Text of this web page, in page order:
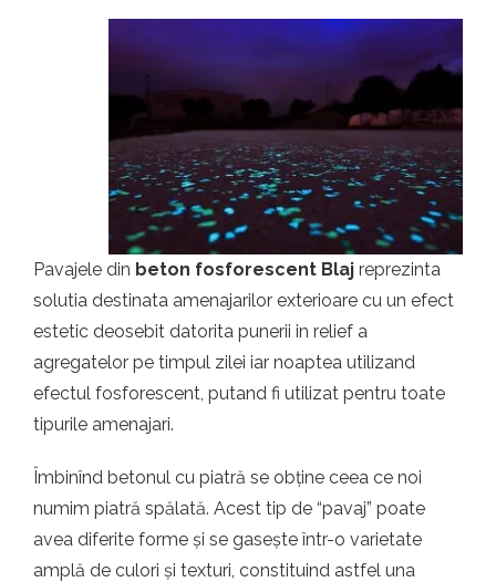
Pavajele din beton fosforescent Blaj reprezinta
solutia destinata amenajarilor exterioare cu un efect
estetic deosebit datorita punerii in relief a
agregatelor pe timpul zilei iar noaptea utilizand
efectul fosforescent, putand fi utilizat pentru toate
tipurile amenajari.
Îmbinînd betonul cu piatră se obține ceea ce noi
numim piatră spălată. Acest tip de “pavaj” poate
avea diferite forme și se gasește într-o varietate
amplă de culori și texturi, constituind astfel una